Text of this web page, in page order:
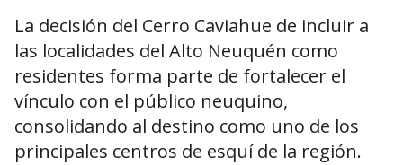
La decisión del Cerro Caviahue de incluir a
las localidades del Alto Neuquén como
residentes forma parte de fortalecer el
vínculo con el público neuquino,
consolidando al destino como uno de los
principales centros de esquí de la región.